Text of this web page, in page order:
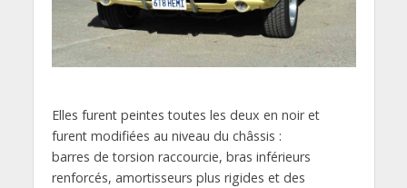
Elles furent peintes toutes les deux en noir et
furent modifiées au niveau du châssis :
barres de torsion raccourcie, bras inférieurs
renforcés, amortisseurs plus rigides et des